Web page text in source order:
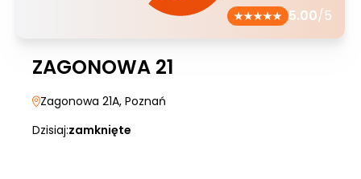
5.00/5
ZAGONOWA 21
Zagonowa 21A, Poznań
Dzisiaj:zamknięte